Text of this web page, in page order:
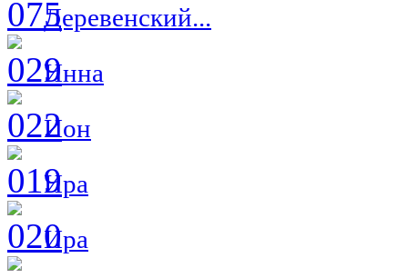
Деревенский...
Инна
Ион
Ира
Ира